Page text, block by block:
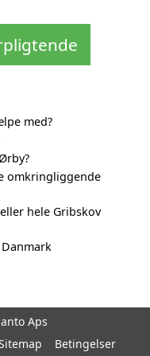
med?
omkringliggende
hele Gribskov
Aps
Betingelser